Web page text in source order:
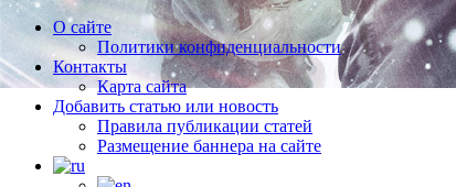
О сайте
Политики конфиденциальности
Контакты
Карта сайта
Добавить статью или новость
Правила публикации статей
Размещение баннера на сайте